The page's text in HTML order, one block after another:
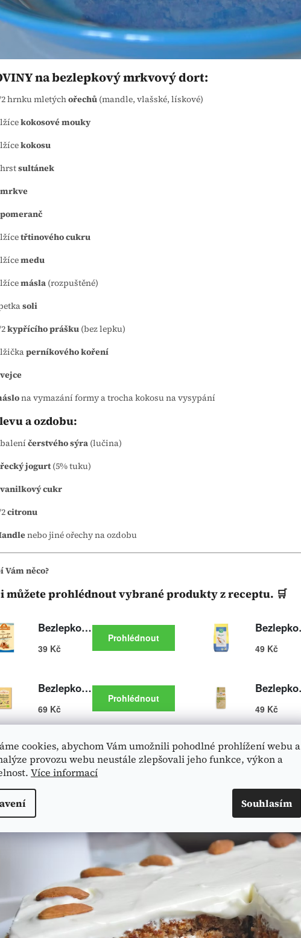
cookies, abychom Vám umožnili pohodlné prohlížení webu a
provozu webu neustále zlepšovali jeho funkce, výkon a
Více informací
Souhlasím
na bezlepkový mrkvový dort:
hrnku mletýchořechů (mandle, vlašské, lískové)
kokosové mouky
kokosu
sultánek
mrkve
pomeranč
třtinového cukru
medu
másla (rozpuštěné)
soli
kypřícího prášku (bez lepku)
perníkového koření
vejce
na vymazání formy a trocha kokosu na vysypání
a ozdobu:
čerstvého sýra (lučina)
řecký jogurt (5% tuku)
vanilkový cukr
citronu
nebo jiné ořechy na ozdobu
Vám něco?
můžete prohlédnout vybrané produkty z receptu. 🛒